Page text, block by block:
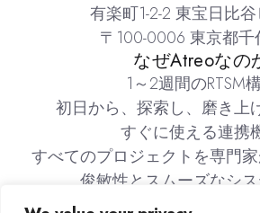
有楽町1-2-2 東宝日比
〒100-0006 東京都千
なぜAtreoなの
1～2週間のRTSM
初日から、探索し、磨き上
すぐに使える連携
すべてのプロジェクトを専門
俊敏性とスムーズなシ